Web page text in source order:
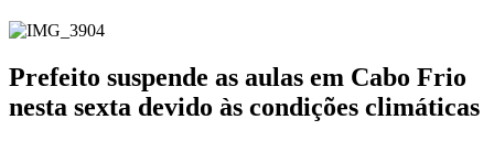
Prefeito suspende as aulas em Cabo Frio
nesta sexta devido às condições climáticas